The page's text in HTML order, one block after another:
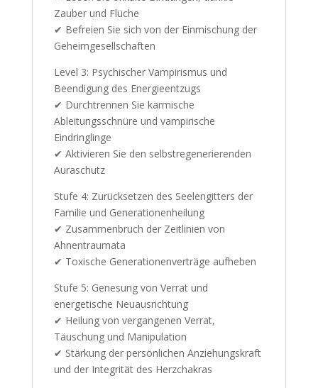
Zauber und Flüche
✔ Befreien Sie sich von der Einmischung der
Geheimgesellschaften
Level 3: Psychischer Vampirismus und
Beendigung des Energieentzugs
✔ Durchtrennen Sie karmische
Ableitungsschnüre und vampirische
Eindringlinge
✔ Aktivieren Sie den selbstregenerierenden
Auraschutz
Stufe 4: Zurücksetzen des Seelengitters der
Familie und Generationenheilung
✔ Zusammenbruch der Zeitlinien von
Ahnentraumata
✔ Toxische Generationenverträge aufheben
Stufe 5: Genesung von Verrat und
energetische Neuausrichtung
✔ Heilung von vergangenen Verrat,
Täuschung und Manipulation
✔ Stärkung der persönlichen Anziehungskraft
und der Integrität des Herzchakras